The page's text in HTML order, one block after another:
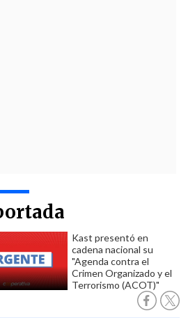
Kast presentó en
cadena nacional su
"Agenda contra el
Crimen Organizado y el
Terrorismo (ACOT)"